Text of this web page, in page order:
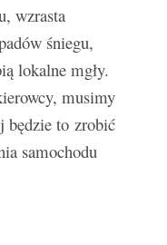
przepisach
Nowa
latino!
4?
Mistrza
wzrasta
śniegu,
lokalne mgły.
musimy
będzie to zrobić
samochodu